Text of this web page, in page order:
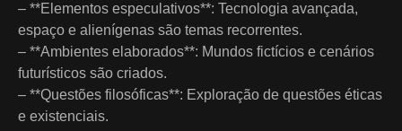
– **Elementos especulativos**: Tecnologia avançada,
espaço e alienígenas são temas recorrentes.
– **Ambientes elaborados**: Mundos fictícios e cenários
futurísticos são criados.
– **Questões filosóficas**: Exploração de questões éticas
e existenciais.